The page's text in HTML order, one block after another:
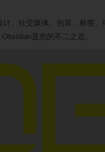
、社交媒体、包装、标签、
是您的不二之选。